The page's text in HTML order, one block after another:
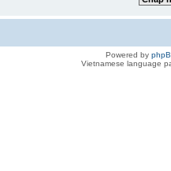
Powered by
Vietnamese language